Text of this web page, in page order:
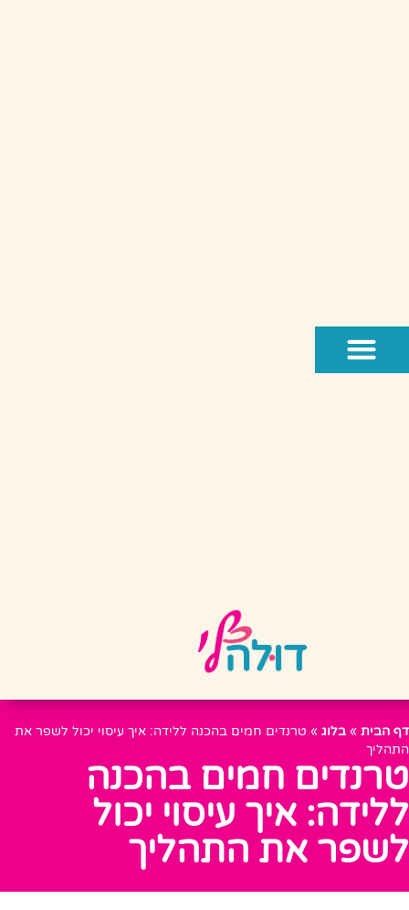
דף הבית » בלוג » טרנדים חמים בהכנה ללידה: איך עיסוי יכול לשפר את
התהליך
טרנדים חמים בהכנה
ללידה: איך עיסוי יכול
לשפר את התהליך